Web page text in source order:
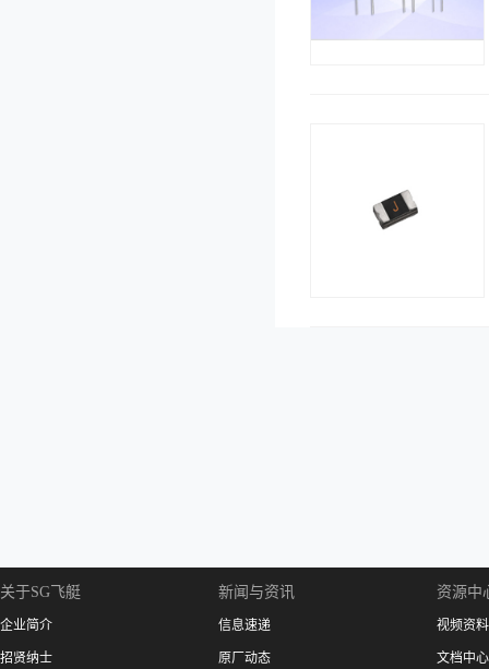
关于SG飞艇
企业简介
招贤纳士
新闻与资讯
信息速递
原厂动态
资源中
视频资料
文档中心